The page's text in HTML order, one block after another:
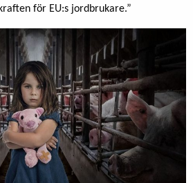
för EU:s jordbrukare.”